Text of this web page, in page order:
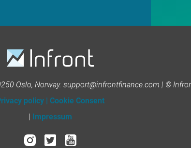
Oslo, Norway. support@infrontfinance.com | ©
policy | Cookie Consent
| Impressum